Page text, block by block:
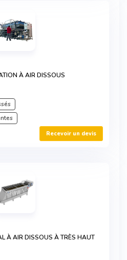
À AIR DISSOUS
Recevoir un devis
À AIR DISSOUS À TRÈS HAUT